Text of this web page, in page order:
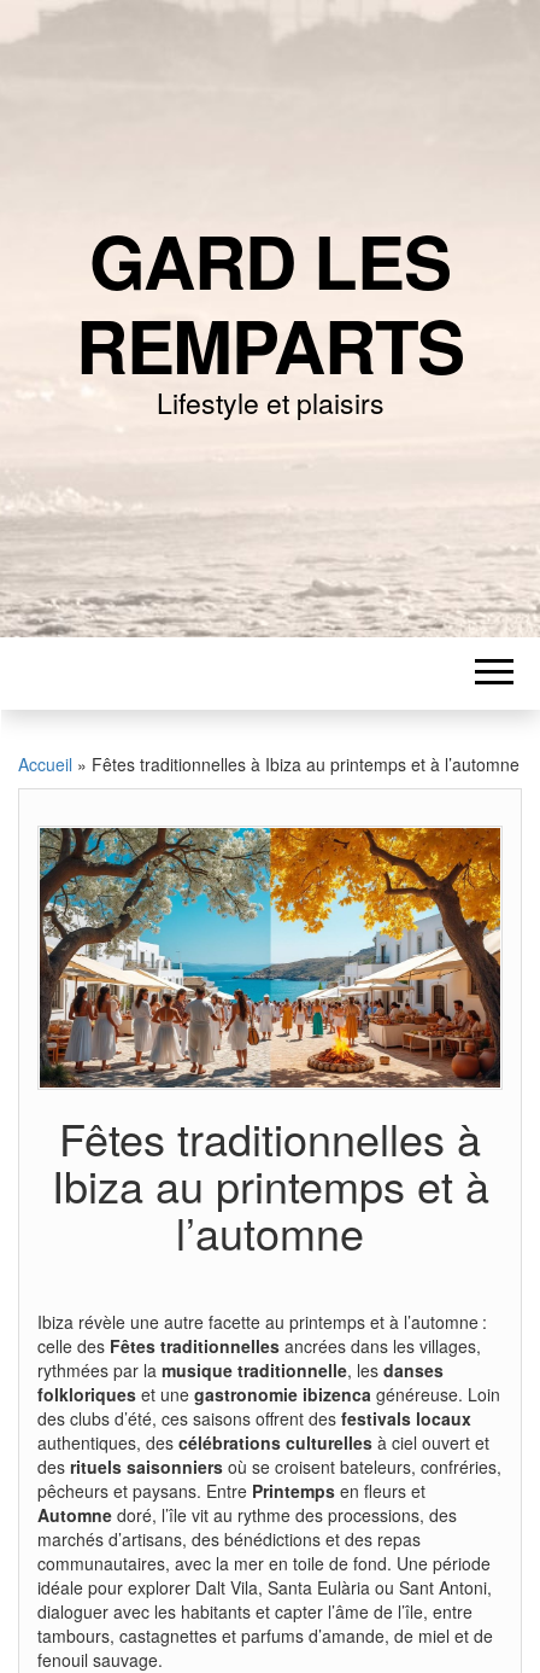
GARD LES
REMPARTS
Lifestyle et plaisirs
Accueil » Fêtes traditionnelles à Ibiza au printemps et à l’automne
Fêtes traditionnelles à
Ibiza au printemps et à
l’automne
Ibiza révèle une autre facette au printemps et à l’automne :
celle des Fêtes traditionnelles ancrées dans les villages,
rythmées par la musique traditionnelle, les danses
folkloriques et une gastronomie ibizenca généreuse. Loin
des clubs d’été, ces saisons offrent des festivals locaux
authentiques, des célébrations culturelles à ciel ouvert et
des rituels saisonniers où se croisent bateleurs, confréries,
pêcheurs et paysans. Entre Printemps en fleurs et
Automne doré, l’île vit au rythme des processions, des
marchés d’artisans, des bénédictions et des repas
communautaires, avec la mer en toile de fond. Une période
idéale pour explorer Dalt Vila, Santa Eulària ou Sant Antoni,
dialoguer avec les habitants et capter l’âme de l’île, entre
tambours, castagnettes et parfums d’amande, de miel et de
fenouil sauvage.